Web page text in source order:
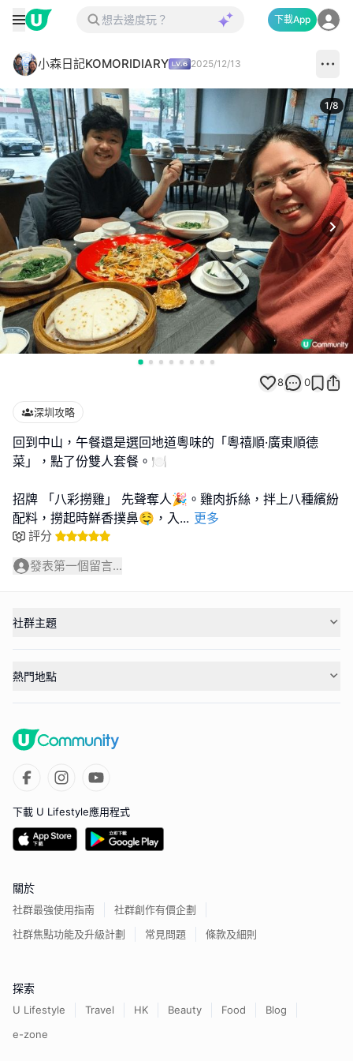
下載App
小森日記KOMORIDIARY 2025/12/13
1/8
8 0
深圳攻略
回到中山，午餐還是選回地道粵味的「粵禧順·廣東順德
菜」，點了份雙人套餐。🍽️
招牌 「八彩撈雞」 先聲奪人🎉。雞肉拆絲，拌上八種繽紛
配料，撈起時鮮香撲鼻🤤，入... 更多
評分
發表第一個留言...
社群主題
熱門地點
下載 U Lifestyle應用程式
關於
社群最強使用指南
社群創作有價企劃
社群焦點功能及升級計劃
常見問題 條款及細則
探索
U Lifestyle Travel HK Beauty Food
Blog
e-zone